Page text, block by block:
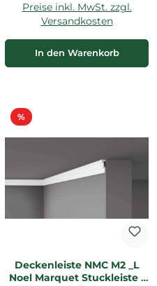
Preise inkl. MwSt. zzgl.
Versandkosten
In den Warenkorb
%Rabatt
Deckenleiste NMC M2 _L
Noel Marquet Stuckleiste 1